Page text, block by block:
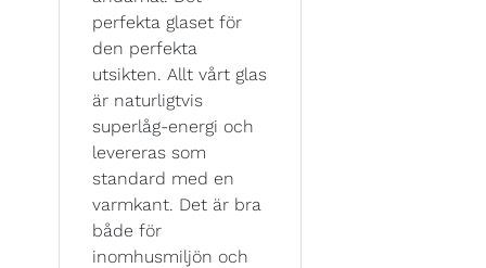
perfekta glaset för
den perfekta
utsikten. Allt vårt glas
är naturligtvis
superlåg-energi och
levereras som
standard med en
varmkant. Det är bra
både för
inomhusmiljön och